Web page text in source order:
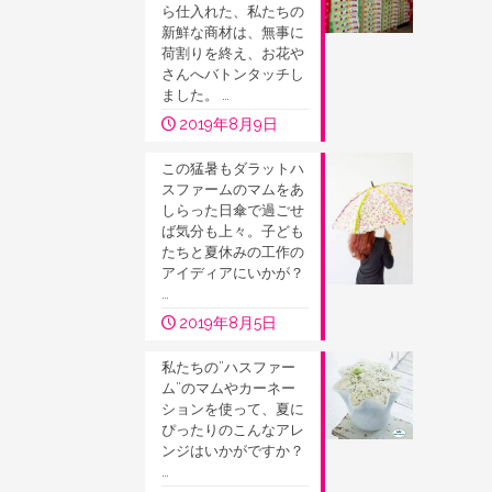
ら仕入れた、私たちの
新鮮な商材は、無事に
荷割りを終え、お花や
さんへバトンタッチし
ました。 …
2019年8月9日
この猛暑もダラットハ
スファームのマムをあ
しらった日傘で過ごせ
ば気分も上々。子ども
たちと夏休みの工作の
アイディアにいかが？
…
2019年8月5日
私たちの”ハスファー
ム”のマムやカーネー
ションを使って、夏に
ぴったりのこんなアレ
ンジはいかがですか？
…